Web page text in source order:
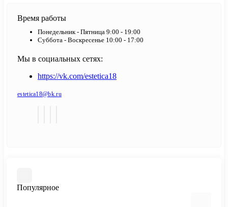
Время работы
Понедельник - Пятница 9:00 - 19:00
Суббота - Воскресенье 10:00 - 17:00
Мы в социальных сетях:
https://vk.com/estetica18
estetica18@bk.ru
Популярное